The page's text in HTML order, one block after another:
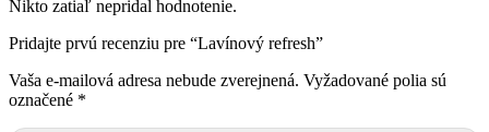
Nikto zatiaľ nepridal hodnotenie.
Pridajte prvú recenziu pre “Lavínový refresh”
Vaša e-mailová adresa nebude zverejnená. Vyžadované polia sú
označené *